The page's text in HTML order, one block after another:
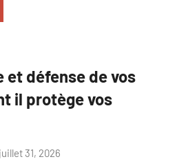
et défense de vos
il protège vos
juillet 31, 2026